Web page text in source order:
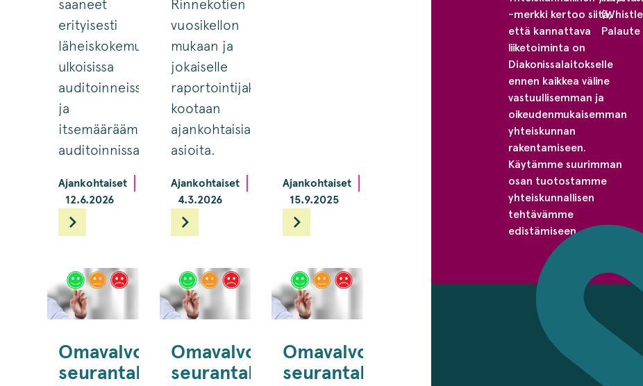
saaneet
erityisesti
läheiskokemuskyselyissä,
ulkoisissa
auditoinneissa
ja
itsemääräämisoikeuden
auditoinnissa.
Ajankohtaiset
12.6.2026
Rinnekotien
vuosikellon
mukaan ja
jokaiselle
raportointijaksolle
kootaan
ajankohtaisia
asioita.
Ajankohtaiset
4.3.2026
Ajankohtaiset
15.9.2025
Omavalvonnan
seurantahavainnot
Omavalvonnan
seurantahavainnot
Omavalvonnan
seurantahavainnot
-merkki kertoo siitä,
että kannattava
liiketoiminta on
Diakonissalaitokselle
ennen kaikkea väline
vastuullisemman ja
oikeudenmukaisemman
yhteiskunnan
rakentamiseen.
Käytämme suurimman
osan tuotostamme
yhteiskunnallisen
tehtävämme
edistämiseen.
(Whistle
Palaute